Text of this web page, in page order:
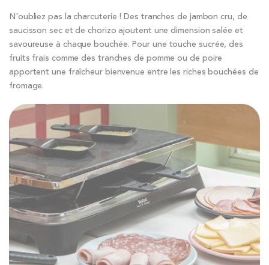
N'oubliez pas la charcuterie ! Des tranches de jambon cru, de
saucisson sec et de chorizo ajoutent une dimension salée et
savoureuse à chaque bouchée. Pour une touche sucrée, des
fruits frais comme des tranches de pomme ou de poire
apportent une fraîcheur bienvenue entre les riches bouchées de
fromage.